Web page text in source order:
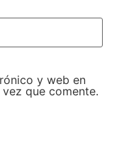
y web en
que comente.